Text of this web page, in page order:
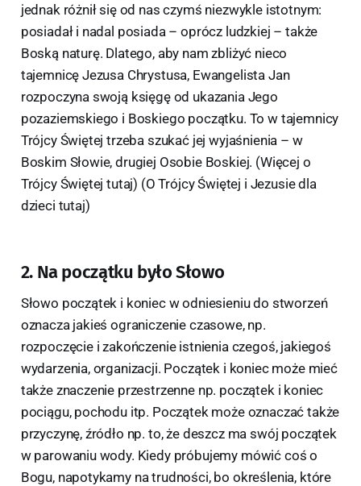
jednak różnił się od nas czymś niezwykle istotnym:
posiadał i nadal posiada – oprócz ludzkiej – także
Boską naturę. Dlatego, aby nam zbliżyć nieco
tajemnicę Jezusa Chrystusa, Ewangelista Jan
rozpoczyna swoją księgę od ukazania Jego
pozaziemskiego i Boskiego początku. To w tajemnicy
Trójcy Świętej trzeba szukać jej wyjaśnienia – w
Boskim Słowie, drugiej Osobie Boskiej. (Więcej o
Trójcy Świętej tutaj) (O Trójcy Świętej i Jezusie dla
dzieci tutaj)
2. Na początku było Słowo
Słowo początek i koniec w odniesieniu do stworzeń
oznacza jakieś ograniczenie czasowe, np.
rozpoczęcie i zakończenie istnienia czegoś, jakiegoś
wydarzenia, organizacji. Początek i koniec może mieć
także znaczenie przestrzenne np. początek i koniec
pociągu, pochodu itp. Początek może oznaczać także
przyczynę, źródło np. to, że deszcz ma swój początek
w parowaniu wody. Kiedy próbujemy mówić coś o
Bogu, napotykamy na trudności, bo określenia, które